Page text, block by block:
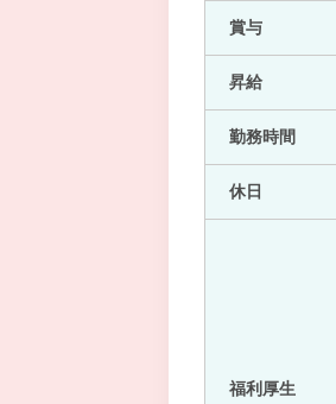
賞与
昇給
勤務時間
休日
福利厚生